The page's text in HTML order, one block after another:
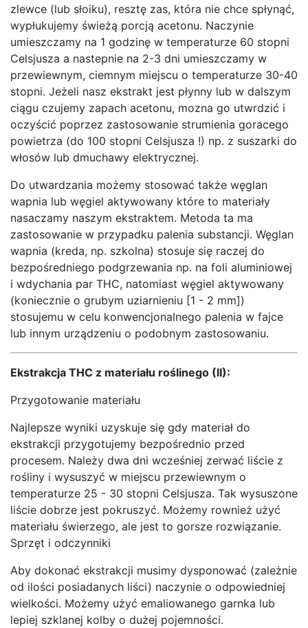
zlewce (lub słoiku), resztę zas, która nie chce spłynąć,
wypłukujemy świeżą porcją acetonu. Naczynie
umieszczamy na 1 godzinę w temperaturze 60 stopni
Celsjusza a nastepnie na 2-3 dni umieszczamy w
przewiewnym, ciemnym miejscu o temperaturze 30-40
stopni. Jeżeli nasz ekstrakt jest płynny lub w dalszym
ciągu czujemy zapach acetonu, mozna go utwrdzić i
oczyścić poprzez zastosowanie strumienia goracego
powietrza (do 100 stopni Celsjusza !) np. z suszarki do
włosów lub dmuchawy elektrycznej.
Do utwardzania możemy stosować także węglan
wapnia lub węgiel aktywowany które to materiały
nasaczamy naszym ekstraktem. Metoda ta ma
zastosowanie w przypadku palenia substancji. Węglan
wapnia (kreda, np. szkolna) stosuje się raczej do
bezpośredniego podgrzewania np. na foli aluminiowej
i wdychania par THC, natomiast węgiel aktywowany
(koniecznie o grubym uziarnieniu [1 - 2 mm])
stosujemu w celu konwencjonalnego palenia w fajce
lub innym urządzeniu o podobnym zastosowaniu.
Ekstrakcja THC z materiału roślinego (II):
Przygotowanie materiału
Najlepsze wyniki uzyskuje się gdy materiał do
ekstrakcji przygotujemy bezpośrednio przed
procesem. Należy dwa dni wcześniej zerwać liście z
rośliny i wysuszyć w miejscu przewiewnym o
temperaturze 25 - 30 stopni Celsjusza. Tak wysuszone
liście dobrze jest pokruszyć. Możemy rownież użyć
materiału świerzego, ale jest to gorsze rozwiązanie.
Sprzęt i odczynniki
Aby dokonać ekstrakcji musimy dysponować (zależnie
od ilości posiadanych liści) naczynie o odpowiedniej
wielkości. Możemy użyć emaliowanego garnka lub
lepiej szklanej kolby o dużej pojemności.